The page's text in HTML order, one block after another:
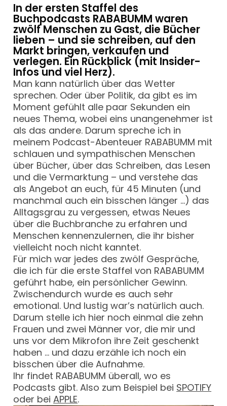
In der ersten Staffel des
Buchpodcasts RABABUMM waren
zwölf Menschen zu Gast, die Bücher
lieben – und sie schreiben, auf den
Markt bringen, verkaufen und
verlegen. Ein Rückblick (mit Insider-
Infos und viel Herz).
Man kann natürlich über das Wetter
sprechen. Oder über Politik, da gibt es im
Moment gefühlt alle paar Sekunden ein
neues Thema, wobei eins unangenehmer ist
als das andere. Darum spreche ich in
meinem Podcast-Abenteuer RABABUMM mit
schlauen und sympathischen Menschen
über Bücher, über das Schreiben, das Lesen
und die Vermarktung – und verstehe das
als Angebot an euch, für 45 Minuten (und
manchmal auch ein bisschen länger …) das
Alltagsgrau zu vergessen, etwas Neues
über die Buchbranche zu erfahren und
Menschen kennenzulernen, die ihr bisher
vielleicht noch nicht kanntet.
Für mich war jedes des zwölf Gespräche,
die ich für die erste Staffel von RABABUMM
geführt habe, ein persönlicher Gewinn.
Zwischendurch wurde es auch sehr
emotional. Und lustig war’s natürlich auch.
Darum stelle ich hier noch einmal die zehn
Frauen und zwei Männer vor, die mir und
uns vor dem Mikrofon ihre Zeit geschenkt
haben … und dazu erzähle ich noch ein
bisschen über die Aufnahme.
Ihr findet RABABUMM überall, wo es
Podcasts gibt. Also zum Beispiel bei SPOTIFY
oder beiAPPLE.